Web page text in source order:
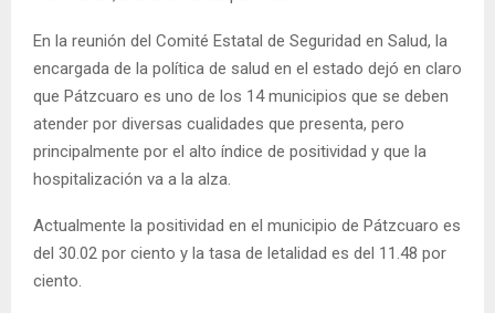
En la reunión del Comité Estatal de Seguridad en Salud, la
encargada de la política de salud en el estado dejó en claro
que Pátzcuaro es uno de los 14 municipios que se deben
atender por diversas cualidades que presenta, pero
principalmente por el alto índice de positividad y que la
hospitalización va a la alza.
Actualmente la positividad en el municipio de Pátzcuaro es
del 30.02 por ciento y la tasa de letalidad es del 11.48 por
ciento.